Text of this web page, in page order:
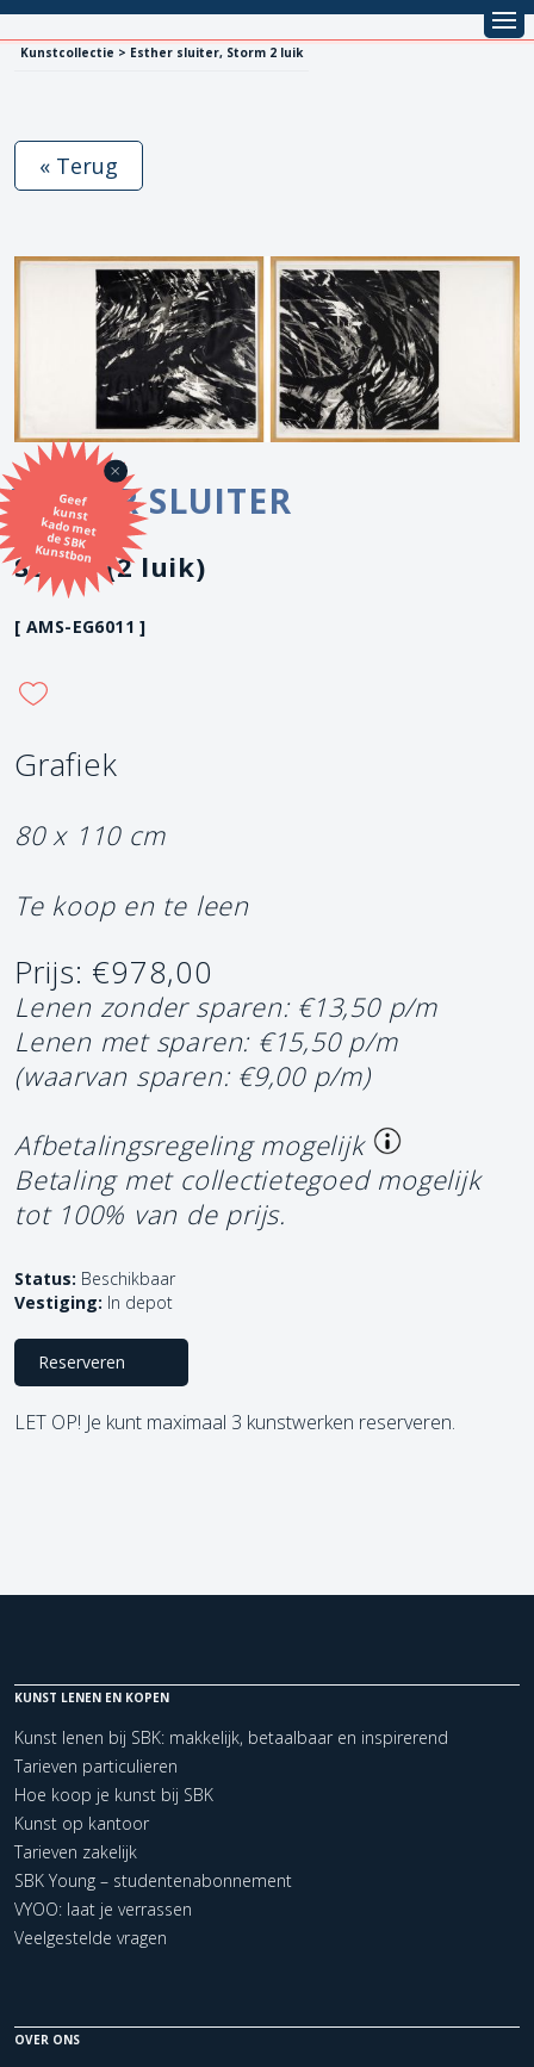
Kunstcollectie > Esther sluiter, Storm 2 luik
Geef
kunst
kado met
de SBK
Kunstbon
« Terug
ESTHER SLUITER
Storm (2 luik)
[ AMS-EG6011 ]
Grafiek
80 x 110 cm
Te koop en te leen
Prijs: €978,00
Lenen zonder sparen: €13,50 p/m
Lenen met sparen: €15,50 p/m
(waarvan sparen: €9,00 p/m)
Afbetalingsregeling mogelijk
Betaling met collectietegoed mogelijk
tot 100% van de prijs.
Status: Beschikbaar
Vestiging: In depot
Reserveren
LET OP! Je kunt maximaal 3 kunstwerken reserveren.
KUNST LENEN EN KOPEN
Kunst lenen bij SBK: makkelijk, betaalbaar en inspirerend
Tarieven particulieren
Hoe koop je kunst bij SBK
Kunst op kantoor
Tarieven zakelijk
SBK Young – studentenabonnement
VYOO: laat je verrassen
Veelgestelde vragen
OVER ONS